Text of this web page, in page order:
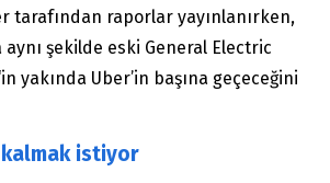
tarafından raporlar yayınlanırken,
şekilde eski General Electric
‘in yakında Uber’in başına geçeceğini
istiyor